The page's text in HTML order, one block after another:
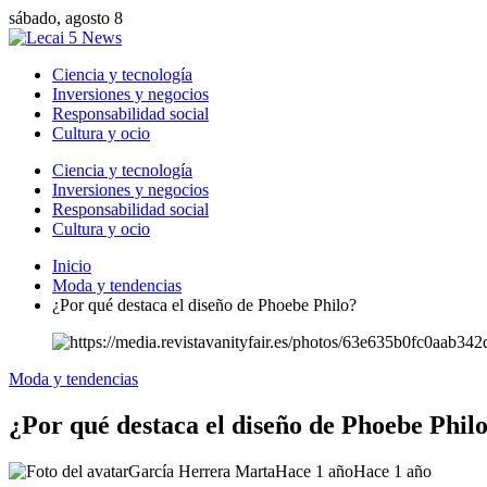
sábado, agosto 8
Ciencia y tecnología
Inversiones y negocios
Responsabilidad social
Cultura y ocio
Ciencia y tecnología
Inversiones y negocios
Responsabilidad social
Cultura y ocio
Inicio
Moda y tendencias
¿Por qué destaca el diseño de Phoebe Philo?
Moda y tendencias
¿Por qué destaca el diseño de Phoebe
García Herrera MartaHace 1 añoHace 1 año